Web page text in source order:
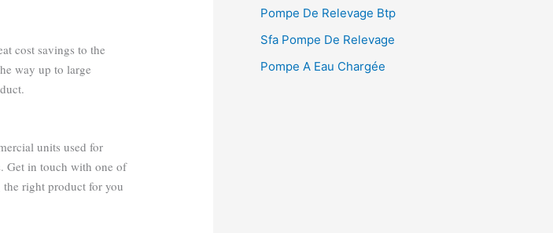
cost savings to the
way up to large
units used for
Get in touch with one of
right product for you
Pompe De Relevage Btp
Sfa Pompe De Relevage
Pompe A Eau Chargée